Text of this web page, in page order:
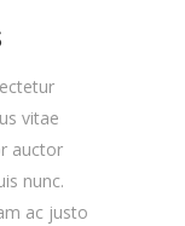
vitae
auctor
nunc.
ac justo